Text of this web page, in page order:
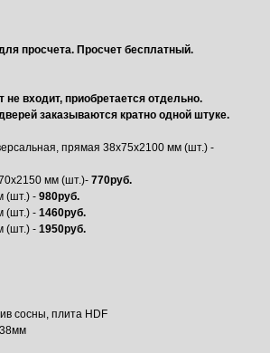
просчета. Просчет бесплатный.
не входит, приобретается отдельно.
заказываются кратно одной штуке.
прямая 38х75х2100 мм (шт.) -
мм (шт.)- 770руб.
(шт.) - 980руб.
(шт.) - 1460руб.
(шт.) - 1950руб.
сосны, плита HDF